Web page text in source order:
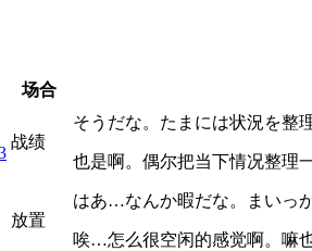
场合
战绩
そうだな。たまには状況を整
也是啊。偶尔把当下情况整理
放置
はあ…なんか暇だな。まいっ
唉…怎么很空闲的感觉啊。嘛